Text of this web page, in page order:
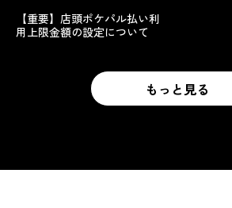
【重要】店頭ポケパル払い利
用上限金額の設定について
もっと見る
もっと見る